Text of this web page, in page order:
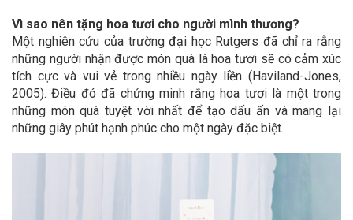
Vì sao nên tặng hoa tươi cho người mình thương?
Một nghiên cứu của trường đại học Rutgers đã chỉ ra rằng
những người nhận được món quà là hoa tươi sẽ có cảm xúc
tích cực và vui vẻ trong nhiều ngày liền (Haviland-Jones,
2005). Điều đó đã chứng minh rằng hoa tươi là một trong
những món quà tuyệt vời nhất để tạo dấu ấn và mang lại
những giây phút hạnh phúc cho một ngày đặc biệt.